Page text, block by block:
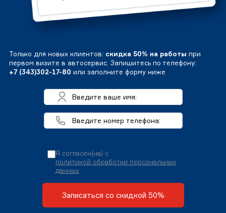
Только для новых клиентов: скидка 50% на работы при
первом визите в автосервис. Запишитесь по телефону:
+7 (343)302-17-80 или заполните форму ниже
Я согласен(на) с
политикой обработки персональных
данных
Записаться со скидкой 50%